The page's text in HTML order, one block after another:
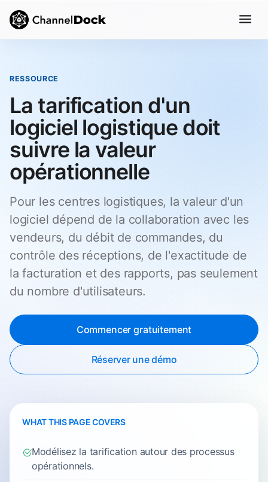
RESSOURCE
La tarification d'un
logiciel logistique doit
suivre la valeur
opérationnelle
Pour les centres logistiques, la valeur d'un
logiciel dépend de la collaboration avec les
vendeurs, du débit de commandes, du
contrôle des réceptions, de l'exactitude de
la facturation et des rapports, pas seulement
du nombre d'utilisateurs.
Commencer gratuitement
Réserver une démo
WHAT THIS PAGE COVERS
Modélisez la tarification autour des processus
opérationnels.